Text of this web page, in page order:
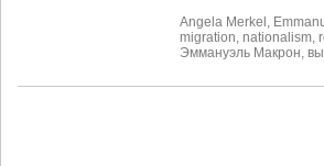
Angela Merkel
migration nationalism
Эммануэль Макрон